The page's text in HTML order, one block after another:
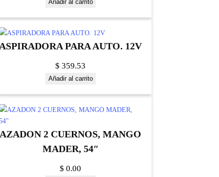
Añadir al carrito
PARA AUTO. 12V
$ 359.53
Añadir al carrito
AZADON 2 CUERNOS, MANGO
MADER, 54″
$ 0.00